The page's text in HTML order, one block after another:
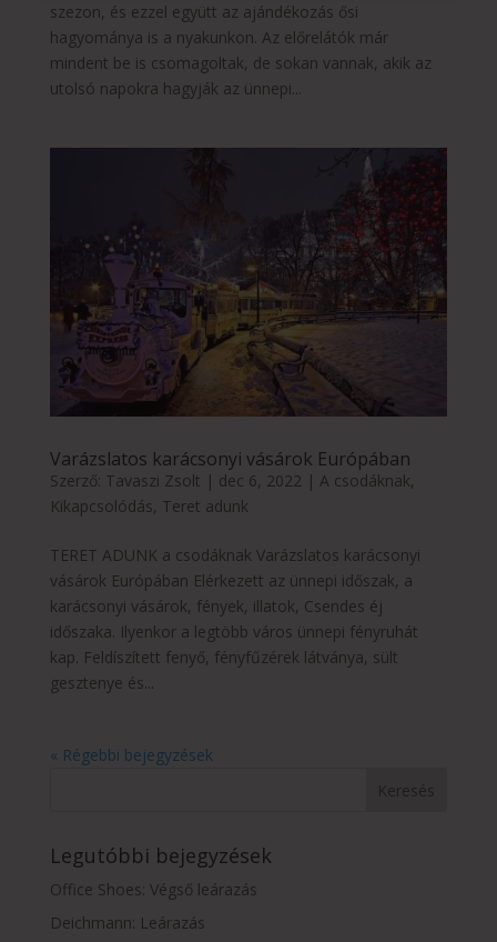
szezon, és ezzel együtt az ajándékozás ősi
hagyománya is a nyakunkon. Az előrelátók már
mindent be is csomagoltak, de sokan vannak, akik az
utolsó napokra hagyják az ünnepi...
Varázslatos karácsonyi vásárok Európában
Szerző: Tavaszi Zsolt | dec 6, 2022| A csodáknak,
Kikapcsolódás, Teret adunk
TERET ADUNK a csodáknak Varázslatos karácsonyi
vásárok Európában Elérkezett az ünnepi időszak, a
karácsonyi vásárok, fények, illatok, Csendes éj
időszaka. Ilyenkor a legtöbb város ünnepi fényruhát
kap. Feldíszített fenyő, fényfűzérek látványa, sült
gesztenye és...
« Régebbi bejegyzések
Legutóbbi bejegyzések
Office Shoes: Végső leárazás
Deichmann: Leárazás